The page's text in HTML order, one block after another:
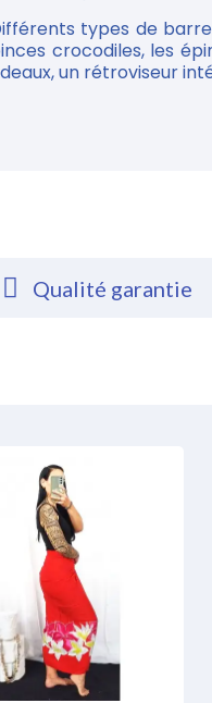
types de
crocodiles, les
un rétroviseur
Qualité garantie